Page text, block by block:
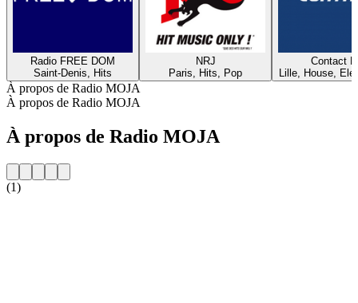
Radio FREE DOM
Saint-Denis, Hits
NRJ
Paris, Hits, Pop
Contact
Lille, House,
À propos de Radio MOJA
À propos de Radio MOJA
À propos de Radio MOJA
(1)